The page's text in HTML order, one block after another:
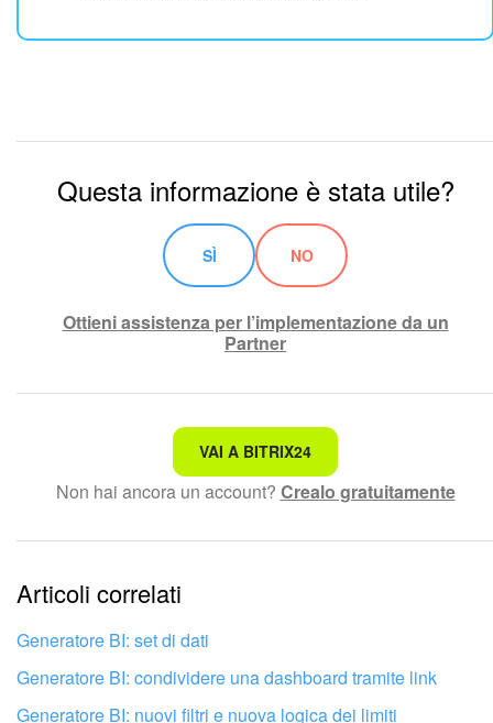
Questa informazione è stata utile?
SÌ NO
Ottieni assistenza per l’implementazione da un
Partner
Non è quello che sto cercando.
Testo complesso e incomprensibile
Le informazioni sono obsolete.
Troppo breve, ho bisogno di maggiori informazioni.
Non mi soddisfa come funziona questo strumento
VAI A BITRIX24
Non hai ancora un account? Crealo gratuitamente
Articoli correlati
Generatore BI: set di dati
Generatore BI: condividere una dashboard tramite link
Generatore BI: nuovi filtri e nuova logica dei limiti